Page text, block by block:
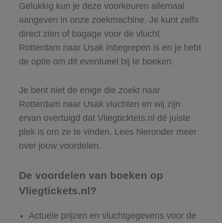
Gelukkig kun je deze voorkeuren allemaal
aangeven in onze zoekmachine. Je kunt zelfs
direct zien of bagage voor de vlucht
Rotterdam naar Usak inbegrepen is en je hebt
de optie om dit eventueel bij te boeken.
Je bent niet de enige die zoekt naar
Rotterdam naar Usak vluchten en wij zijn
ervan overtuigd dat Vliegticktets.nl dé juiste
plek is om ze te vinden. Lees hieronder meer
over jouw voordelen.
De voordelen van boeken op
Vliegtickets.nl?
Actuele prijzen en vluchtgegevens voor de